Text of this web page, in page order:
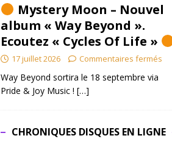
Mystery Moon – Nouvel
album « Way Beyond ».
Ecoutez « Cycles Of Life »
17 juillet 2026 Commentaires fermés
Way Beyond sortira le 18 septembre via
Pride & Joy Music ! […]
CHRONIQUES DISQUES EN LIGNE